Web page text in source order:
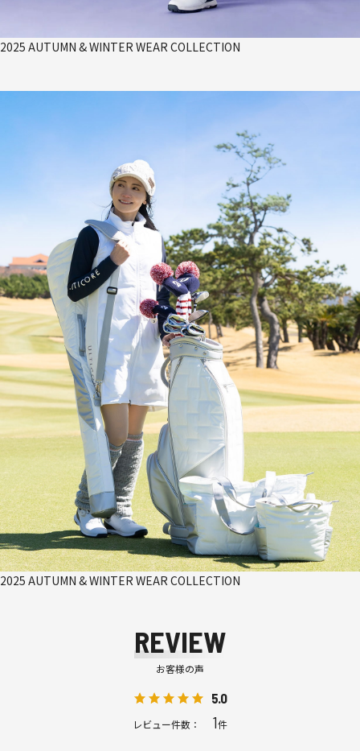
2025 AUTUMN & WINTER WEAR COLLECTION
2025 AUTUMN & WINTER WEAR COLLECTION
REVIEW
お客様の声
5.0
レビュー件数： 1件